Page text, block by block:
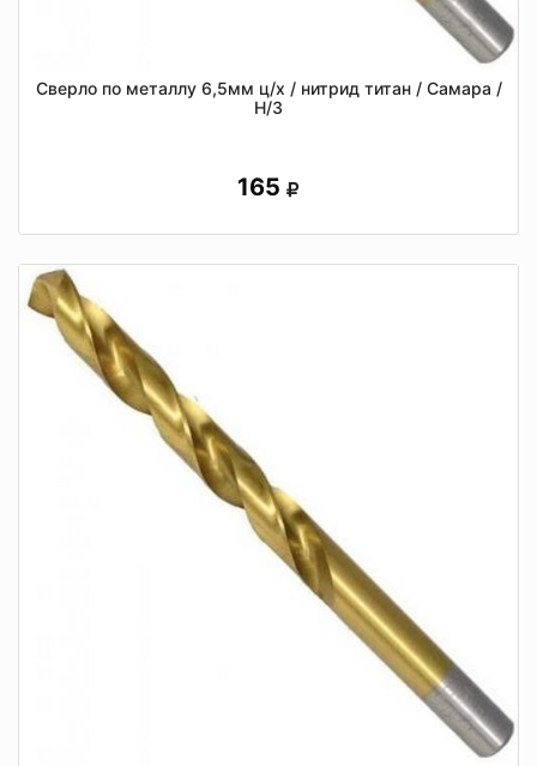
Сверло по металлу 6,5мм ц/х / нитрид титан / Самара /
Н/З
165